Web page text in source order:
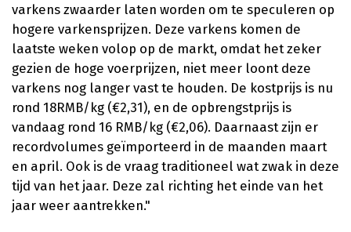
varkens zwaarder laten worden om te speculeren op
hogere varkensprijzen. Deze varkens komen de
laatste weken volop op de markt, omdat het zeker
gezien de hoge voerprijzen, niet meer loont deze
varkens nog langer vast te houden. De kostprijs is nu
rond 18RMB/kg (€2,31), en de opbrengstprijs is
vandaag rond 16 RMB/kg (€2,06). Daarnaast zijn er
recordvolumes geïmporteerd in de maanden maart
en april. Ook is de vraag traditioneel wat zwak in deze
tijd van het jaar. Deze zal richting het einde van het
jaar weer aantrekken."